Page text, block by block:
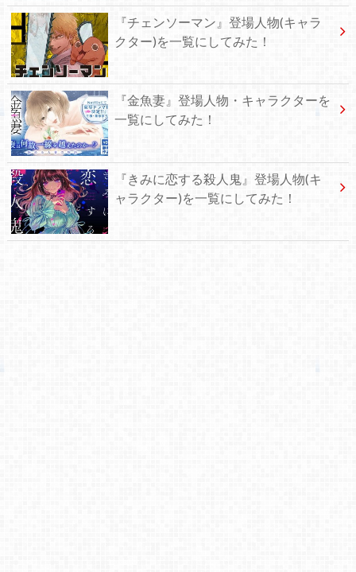
『チェンソーマン』登場人物(キャラ
クター)を一覧にしてみた！
『金魚妻』登場人物・キャラクターを
一覧にしてみた！
『きみに恋する殺人鬼』登場人物(キ
ャラクター)を一覧にしてみた！